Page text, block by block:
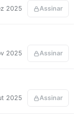
2025 Assinar
2025 Assinar
2025 Assinar